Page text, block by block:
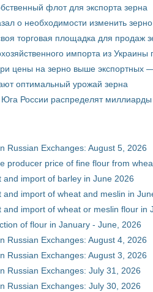
флот для экспорта зерна
о необходимости изменить
торговая площадка для продаж
импорта из
цены на зерно выше экспортных
оптимальный урожай зерна
Юга России распределят
Russian Exchanges: August 5, 2026
producer price of fine flour from
and import of barley in June 2026
and import of wheat and meslin in
and import of wheat or meslin flour in
of flour in January - June, 2026
Russian Exchanges: August 4, 2026
Russian Exchanges: August 3, 2026
Russian Exchanges: July 31, 2026
Russian Exchanges: July 30, 2026